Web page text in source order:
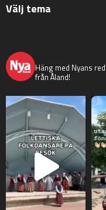
Välj tema
Häng med Nyans
från Åland!